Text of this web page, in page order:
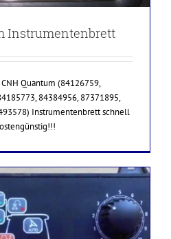
Instrumentenbrett
Quantum (84126759,
84384956, 87371895,
Instrumentenbrett schnell